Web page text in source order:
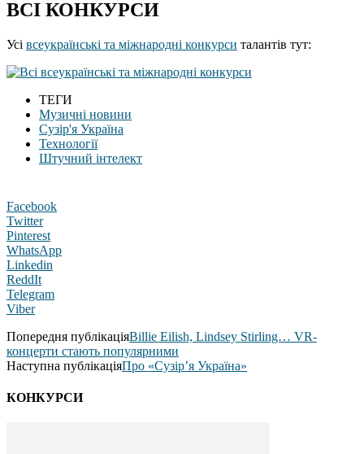
ВСІ КОНКУРСИ
Усі всеукраїнські та міжнародні конкурси талантів тут:
ТЕГИ
Музичні новини
Сузір'я Україна
Технології
Штучний інтелект
Facebook
Twitter
Pinterest
WhatsApp
Linkedin
ReddIt
Telegram
Viber
Попередня публікаціяBillie Eilish, Lindsey Stirling… VR-
концерти стають популярними
Наступна публікаціяПро «Сузір’я Україна»
КОНКУРСИ